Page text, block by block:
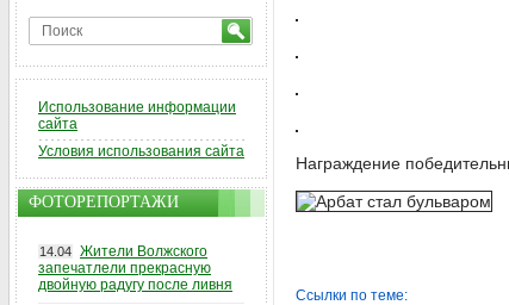
Награждение
Ссылки по теме:
Использование информации
сайта
Условия использования сайта
ФОТОРЕПОРТАЖИ
14.04 Жители Волжского
запечатлели прекрасную
двойную радугу после ливня